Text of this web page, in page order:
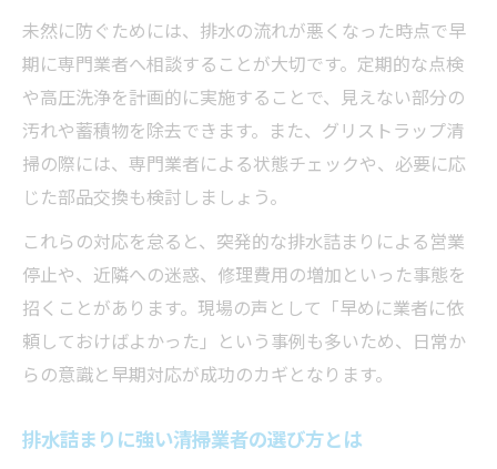
未然に防ぐためには、排水の流れが悪くなった時点で早
期に専門業者へ相談することが大切です。定期的な点検
や高圧洗浄を計画的に実施することで、見えない部分の
汚れや蓄積物を除去できます。また、グリストラップ清
掃の際には、専門業者による状態チェックや、必要に応
じた部品交換も検討しましょう。
これらの対応を怠ると、突発的な排水詰まりによる営業
停止や、近隣への迷惑、修理費用の増加といった事態を
招くことがあります。現場の声として「早めに業者に依
頼しておけばよかった」という事例も多いため、日常か
らの意識と早期対応が成功のカギとなります。
排水詰まりに強い清掃業者の選び方とは